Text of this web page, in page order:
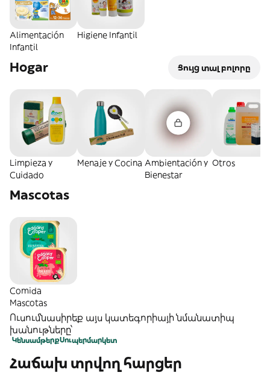
Alimentación
Infantil
Higiene Infantil
Hogar Ցույց տալ բոլորը
Limpieza y
Cuidado
Menaje y Cocina Ambientación y
Bienestar
Otros
Mascotas
Comida
Mascotas
Ուսումնասիրեք այս կատեգորիայի նմանատիպ
խանութները՝
ԿենսամթերքՍուպերմարկետ
Հաճախ տրվող հարցեր